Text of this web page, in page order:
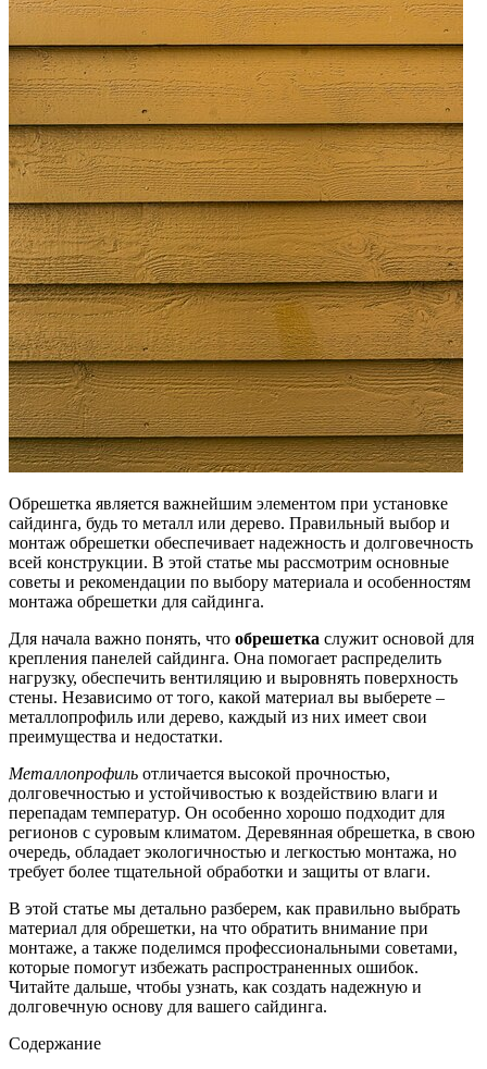
Обрешетка является важнейшим элементом при установке
сайдинга, будь то металл или дерево. Правильный выбор и
монтаж обрешетки обеспечивает надежность и долговечность
всей конструкции. В этой статье мы рассмотрим основные
советы и рекомендации по выбору материала и особенностям
монтажа обрешетки для сайдинга.
Для начала важно понять, что обрешетка служит основой для
крепления панелей сайдинга. Она помогает распределить
нагрузку, обеспечить вентиляцию и выровнять поверхность
стены. Независимо от того, какой материал вы выберете –
металлопрофиль или дерево, каждый из них имеет свои
преимущества и недостатки.
Металлопрофиль отличается высокой прочностью,
долговечностью и устойчивостью к воздействию влаги и
перепадам температур. Он особенно хорошо подходит для
регионов с суровым климатом. Деревянная обрешетка, в свою
очередь, обладает экологичностью и легкостью монтажа, но
требует более тщательной обработки и защиты от влаги.
В этой статье мы детально разберем, как правильно выбрать
материал для обрешетки, на что обратить внимание при
монтаже, а также поделимся профессиональными советами,
которые помогут избежать распространенных ошибок.
Читайте дальше, чтобы узнать, как создать надежную и
долговечную основу для вашего сайдинга.
Содержание